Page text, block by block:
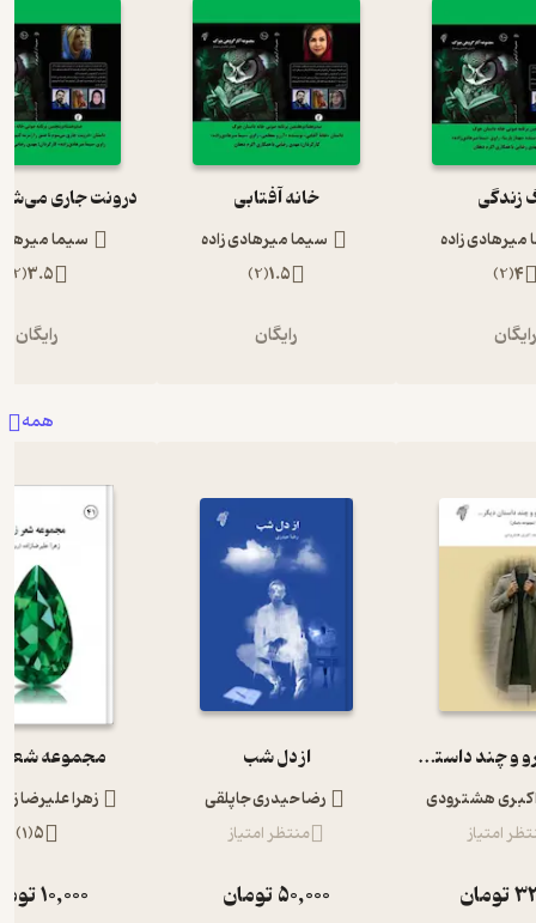
زندگی
زاده
4
(
2
)
خانه آفتابی
سیما میرهادی زاده
1.5
(
2
)
رایگان
سیما
3.5
(
2
رایگان
همه
شاید پیاده‌رو و چند داستان دیگر
هشترودی
امتیاز
تومان
از دل شب
رضا حیدری جاپلقی
منتظر امتیاز
50,000تومان
مجموعه شعر
زهرا علیرضا
5
(
1
)
10,000